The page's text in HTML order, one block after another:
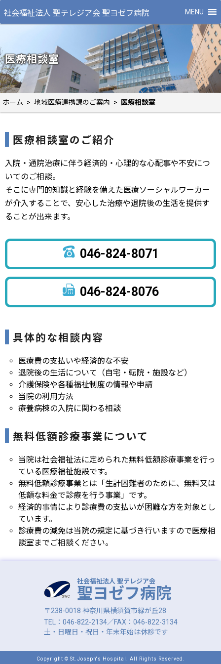
MENU
社会福祉法人 聖テレジア会 聖ヨゼフ病院
医療相談室
ホーム > 地域医療連携課のご案内 > 医療相談室
医療相談室のご紹介
入院・通院治療に伴う経済的・心理的な心配事や不安につ
いてのご相談。
そこに専門的知識と経験を備えた医療ソーシャルワーカー
が介入することで、安心した治療や退院後の生活を提供す
ることが出来ます。
046-824-8071
046-824-8076
具体的な相談内容
医療費の支払いや経済的な不安
退院後の生活について（自宅・転院・施設など）
介護保険や各種福祉制度の情報や申請
当院の利用方法
療養病棟の入院に関わる相談
無料低額診療事業について
当院は社会福祉法に定められた無料低額診療事業を行っ
ている医療福祉施設です。
無料低額診療事業とは「生計困難者のために、無料又は
低額な料金で診療を行う事業」です。
経済的事情により診療費の支払いが困難な方を対象とし
ています。
診療費の減免は当院の規定に基づき行いますので医療相
談室までご相談ください。
社会福祉法人 聖テレジア会
聖ヨゼフ病院
〒238-0018 神奈川県横須賀市緑が丘28
TEL：046-822-2134／FAX：046-822-3134
土・日曜日・祝日・年末年始は休診です
Copyright © St.Joseph's Hospital. All Rights Reserved.